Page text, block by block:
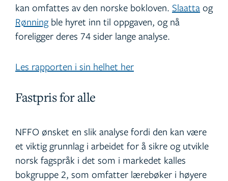
kan omfattes av den norske bokloven. Slaatta og
Rønningble hyret inn til oppgaven, og nå
foreligger deres 74 sider lange analyse.
Les rapporten i sin helhet her
Fastpris for alle
NFFO ønsket en slik analyse fordi den kan være
et viktig grunnlag i arbeidet for å sikre og utvikle
norsk fagspråk i det som i markedet kalles
bokgruppe 2, som omfatter lærebøker i høyere